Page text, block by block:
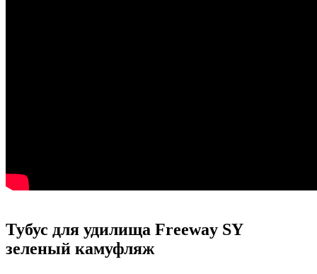
Тубус для удилища Freeway SY
зеленый камуфляж